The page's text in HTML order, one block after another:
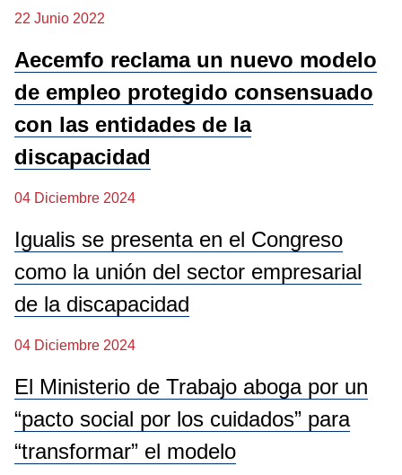
22 Junio 2022
Aecemfo reclama un nuevo modelo
de empleo protegido consensuado
con las entidades de la
discapacidad
04 Diciembre 2024
Igualis se presenta en el Congreso
como la unión del sector empresarial
de la discapacidad
04 Diciembre 2024
El Ministerio de Trabajo aboga por un
“pacto social por los cuidados” para
“transformar” el modelo